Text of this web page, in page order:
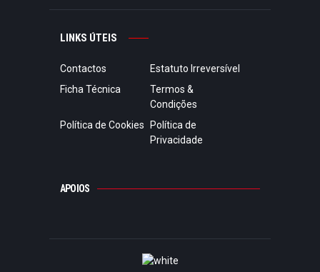
LINKS ÚTEIS
Contactos
Estatuto Irreversível
Ficha Técnica
Termos &
Condições
Política de Cookies
Política de
Privacidade
APOIOS